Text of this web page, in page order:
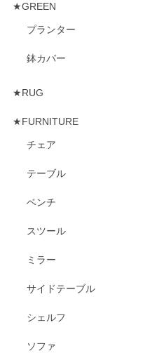
★GREEN
プランター
鉢カバー
★RUG
★FURNITURE
チェア
テーブル
ベンチ
スツール
ミラー
サイドテーブル
シェルフ
ソファ